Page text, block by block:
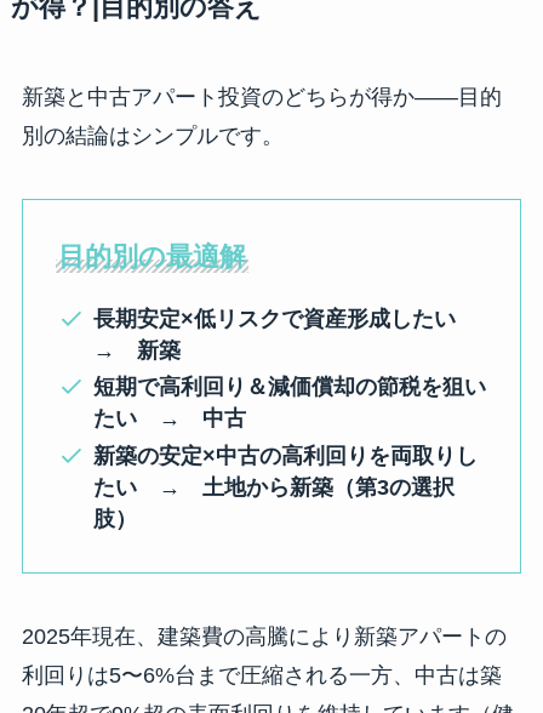
が得？|目的別の答え
新築と中古アパート投資のどちらが得か――目的
別の結論はシンプルです。
目的別の最適解
長期安定×低リスクで資産形成したい
→ 新築
短期で高利回り＆減価償却の節税を狙い
たい → 中古
新築の安定×中古の高利回りを両取りし
たい → 土地から新築（第3の選択
肢）
2025年現在、建築費の高騰により新築アパートの
利回りは5〜6%台まで圧縮される一方、中古は築